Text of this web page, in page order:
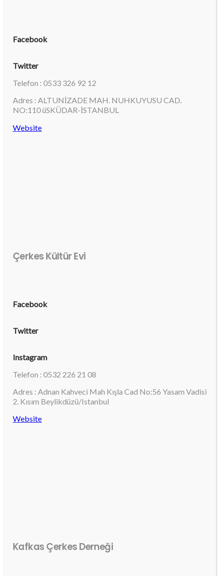
Facebook
Twitter
Telefon : 0533 326 92 12
Adres : ALTUNİZADE MAH. NUHKUYUSU CAD.
NO:110 üSKÜDAR-İSTANBUL
Website
Çerkes Kültür Evi
Facebook
Twitter
Instagram
Telefon : 0532 226 21 08
Adres : Adnan Kahveci Mah Kışla Cad No:56 Yasam Vadisi
2. Kısım Beylikdüzü/Istanbul
Website
Kafkas Çerkes Derneği